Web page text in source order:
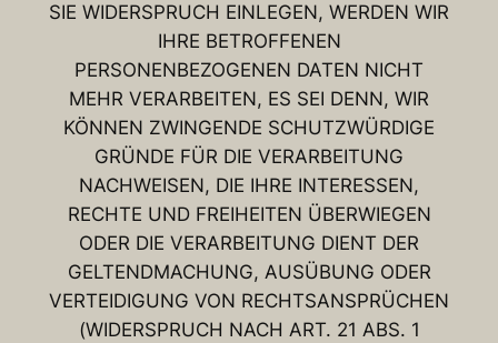
SIE WIDERSPRUCH EINLEGEN, WERDEN WIR
IHRE BETROFFENEN
PERSONENBEZOGENEN DATEN NICHT
MEHR VERARBEITEN, ES SEI DENN, WIR
KÖNNEN ZWINGENDE SCHUTZWÜRDIGE
GRÜNDE FÜR DIE VERARBEITUNG
NACHWEISEN, DIE IHRE INTERESSEN,
RECHTE UND FREIHEITEN ÜBERWIEGEN
ODER DIE VERARBEITUNG DIENT DER
GELTENDMACHUNG, AUSÜBUNG ODER
VERTEIDIGUNG VON RECHTSANSPRÜCHEN
(WIDERSPRUCH NACH ART. 21 ABS. 1